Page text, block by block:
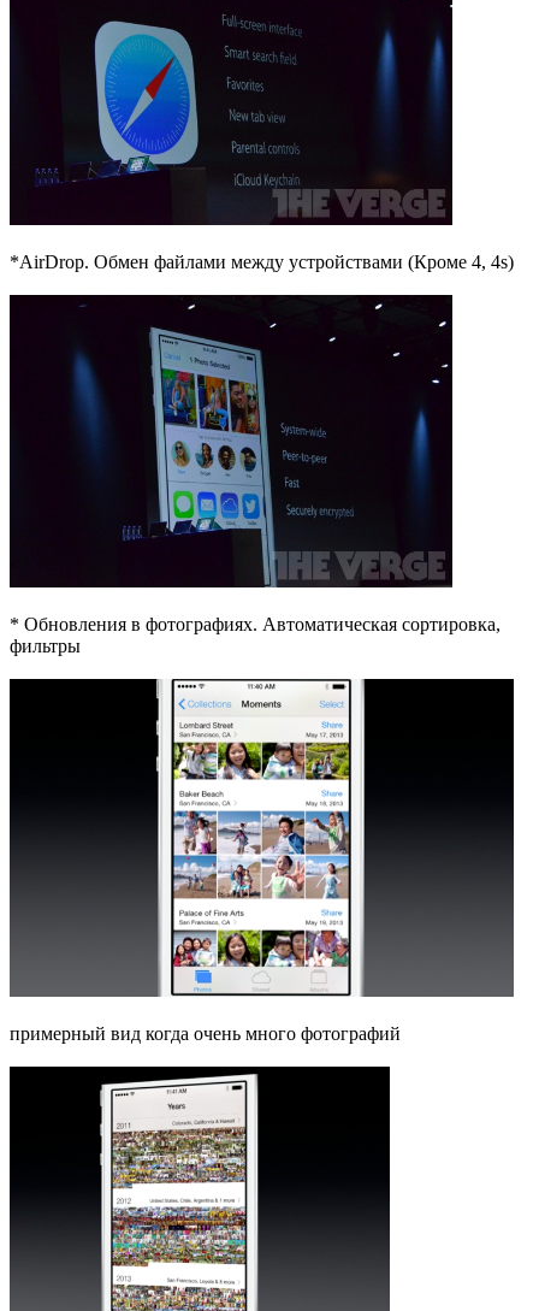
*AirDrop. Обмен файлами между устройствами (Кроме 4, 4s)
* Обновления в фотографиях. Автоматическая сортировка,
фильтры
примерный вид когда очень много фотографий